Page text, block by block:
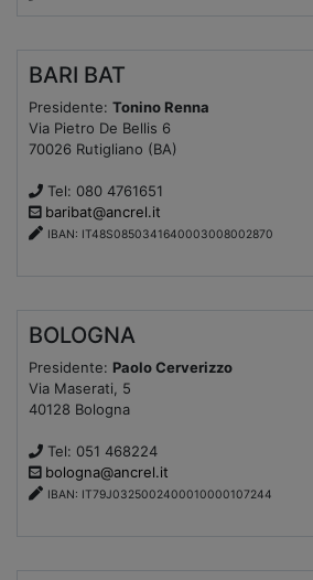
BARI BAT
Presidente: Tonino Renna
Via Pietro De Bellis 6
70026 Rutigliano (BA)
Tel: 080 4761651
baribat@ancrel.it
IBAN: IT48S0850341640003008002870
BOLOGNA
Presidente: Paolo Cerverizzo
Via Maserati, 5
40128 Bologna
Tel: 051 468224
bologna@ancrel.it
IBAN: IT79J0325002400010000107244